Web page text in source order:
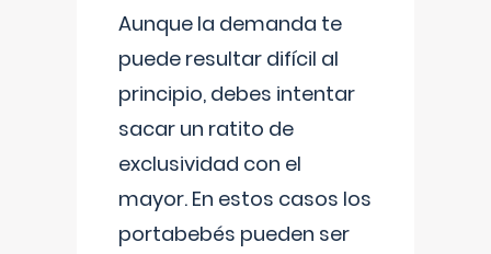
Aunque la demanda te
puede resultar difícil al
principio, debes intentar
sacar un ratito de
exclusividad con el
mayor. En estos casos los
portabebés pueden ser